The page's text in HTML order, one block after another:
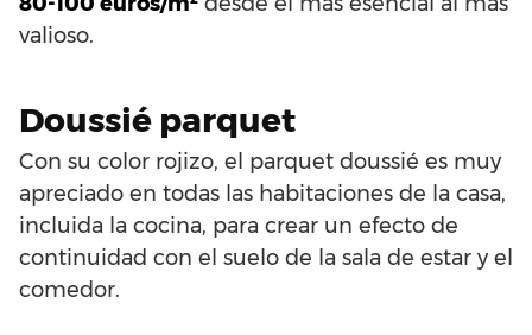
valioso.
Doussié parquet
Con su color rojizo, el parquet doussié es muy
apreciado en todas las habitaciones de la casa,
incluida la cocina, para crear un efecto de
continuidad con el suelo de la sala de estar y el
comedor.